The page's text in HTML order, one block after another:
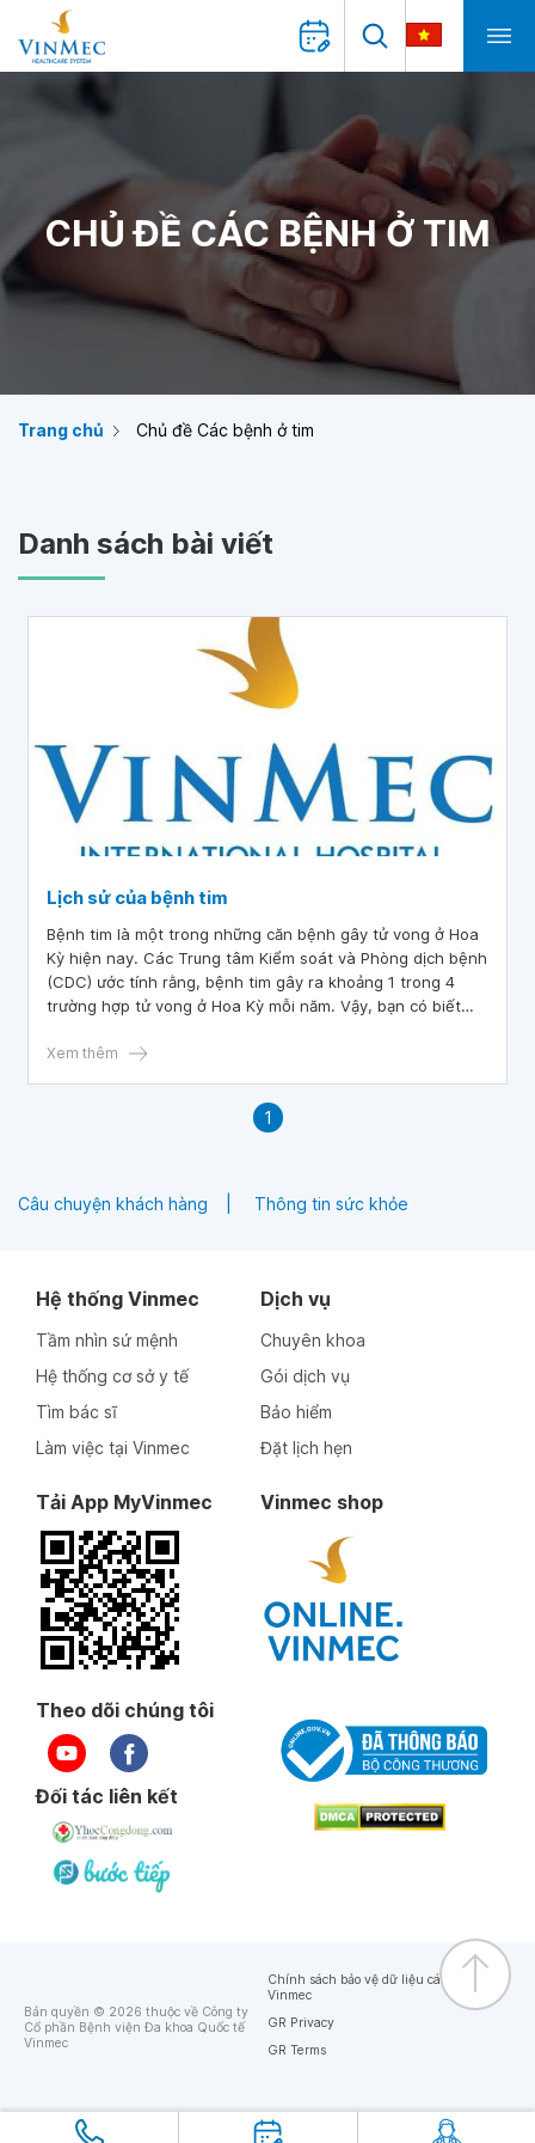
CHỦ ĐỀ CÁC BỆNH Ở TIM
Trang chủ Chủ đề Các bệnh ở tim
Danh sách bài viết
Lịch sử của bệnh tim
Bệnh tim là một trong những căn bệnh gây tử vong ở Hoa
Kỳ hiện nay. Các Trung tâm Kiểm soát và Phòng dịch bệnh
(CDC) ước tính rằng, bệnh tim gây ra khoảng 1 trong 4
trường hợp tử vong ở Hoa Kỳ mỗi năm. Vậy, bạn có biết
nào?
Xem thêm
1
Câu chuyện khách hàng Thông tin sức khỏe
Hệ thống Vinmec
Tầm nhìn sứ mệnh
Hệ thống cơ sở y tế
Tìm bác sĩ
Làm việc tại Vinmec
Dịch vụ
Chuyên khoa
Gói dịch vụ
Bảo hiểm
Đặt lịch hẹn
Tải App MyVinmec Vinmec shop
Theo dõi chúng tôi
Đối tác liên kết
Bản quyền © 2026 thuộc về Công ty
Cổ phần Bệnh viện Đa khoa Quốc tế
Vinmec
Chính sách bảo vệ dữ liệu cá nhân của
Vinmec
GR Privacy
GR Terms